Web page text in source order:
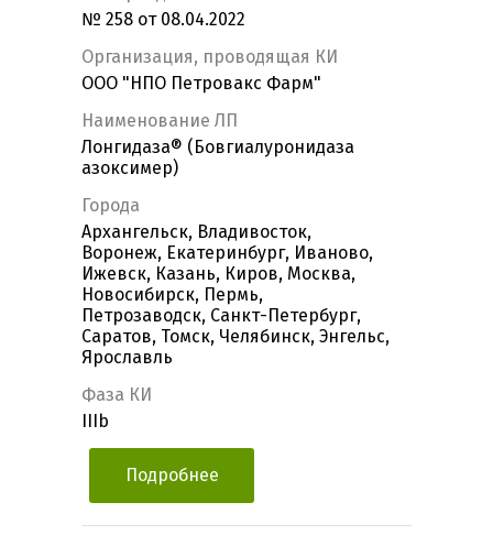
№ 258 от 08.04.2022
Организация, проводящая КИ
ООО "НПО Петровакс Фарм"
Наименование ЛП
Лонгидаза® (Бовгиалуронидаза
азоксимер)
Города
Архангельск, Владивосток,
Воронеж, Екатеринбург, Иваново,
Ижевск, Казань, Киров, Москва,
Новосибирск, Пермь,
Петрозаводск, Санкт-Петербург,
Саратов, Томск, Челябинск, Энгельс,
Ярославль
Фаза КИ
IIIb
Подробнее